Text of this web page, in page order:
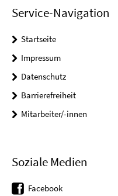
Service-Navigation
Startseite
Impressum
Datenschutz
Barrierefreiheit
Mitarbeiter/-innen
Soziale Medien
Facebook